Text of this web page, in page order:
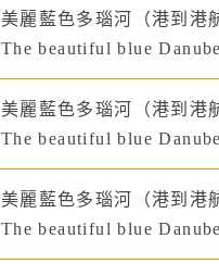
美麗藍色多瑙河（港到港
The beautiful blue
美麗藍色多瑙河（港到港
The beautiful blue
美麗藍色多瑙河（港到港
The beautiful blue